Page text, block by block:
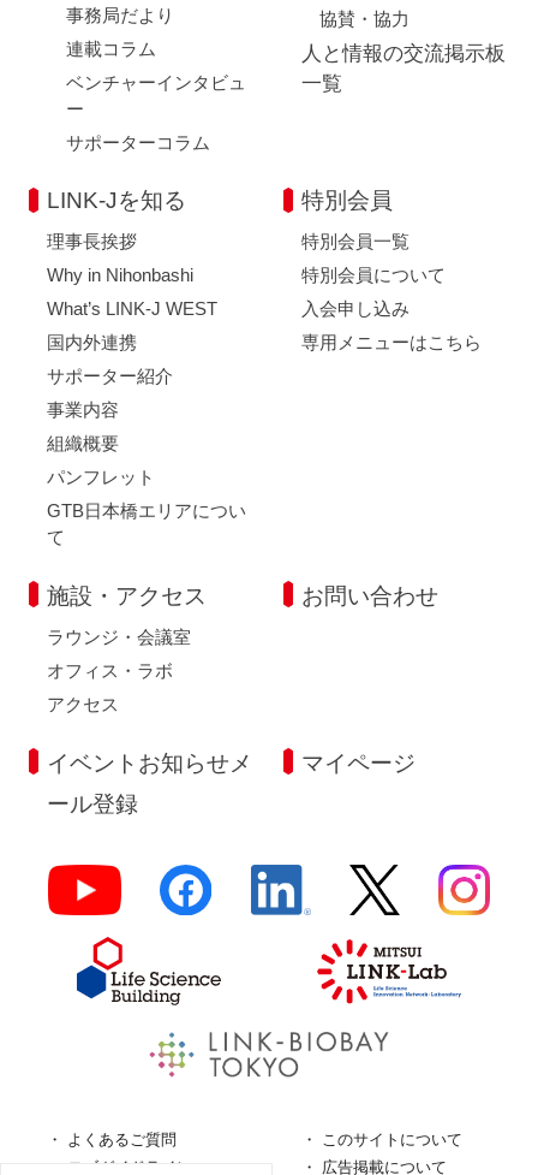
事務局だより
連載コラム
ベンチャーインタビュ
ー
サポーターコラム
協賛・協力
人と情報の交流掲示板
一覧
LINK-Jを知る
理事長挨拶
Why in Nihonbashi
What’s LINK-J WEST
国内外連携
サポーター紹介
事業内容
組織概要
パンフレット
GTB日本橋エリアについ
て
特別会員
特別会員一覧
特別会員について
入会申し込み
専用メニューはこちら
施設・アクセス
ラウンジ・会議室
オフィス・ラボ
アクセス
お問い合わせ
イベントお知らせメ
ール登録
マイページ
よくあるご質問
このサイトについて
ロゴガイドライン
広告掲載について